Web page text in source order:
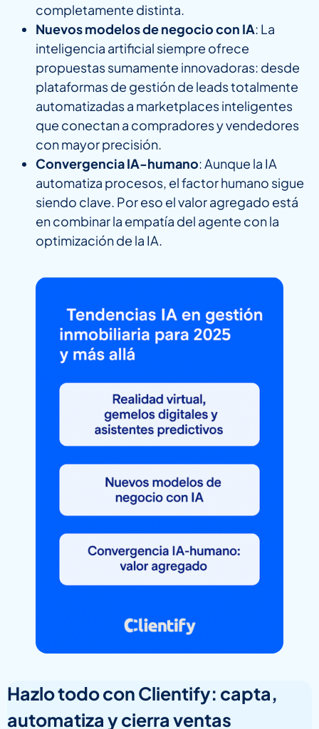
completamente distinta.
Nuevos modelos de negocio con IA: La
inteligencia artificial siempre ofrece
propuestas sumamente innovadoras: desde
plataformas de gestión de leads totalmente
automatizadas a marketplaces inteligentes
que conectan a compradores y vendedores
con mayor precisión.
Convergencia IA-humano: Aunque la IA
automatiza procesos, el factor humano sigue
siendo clave. Por eso el valor agregado está
en combinar la empatía del agente con la
optimización de la IA.
Hazlo todo con Clientify: capta,
automatiza y cierra ventas